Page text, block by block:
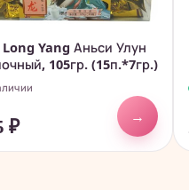
Yang Аньси Улун
105гр. (15п.*7гр.)
₽
→